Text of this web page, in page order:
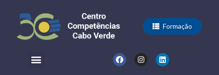
Formação